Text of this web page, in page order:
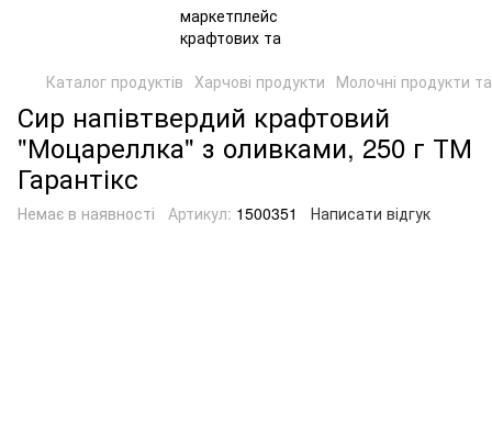
Каталог продуктів Харчові продукти Молочні продукти
Сир напівтвердий крафтовий
"Моцареллка" з оливками, 250 г ТМ
Гарантікс
Немає в наявності Артикул: 1500351 Написати відгук